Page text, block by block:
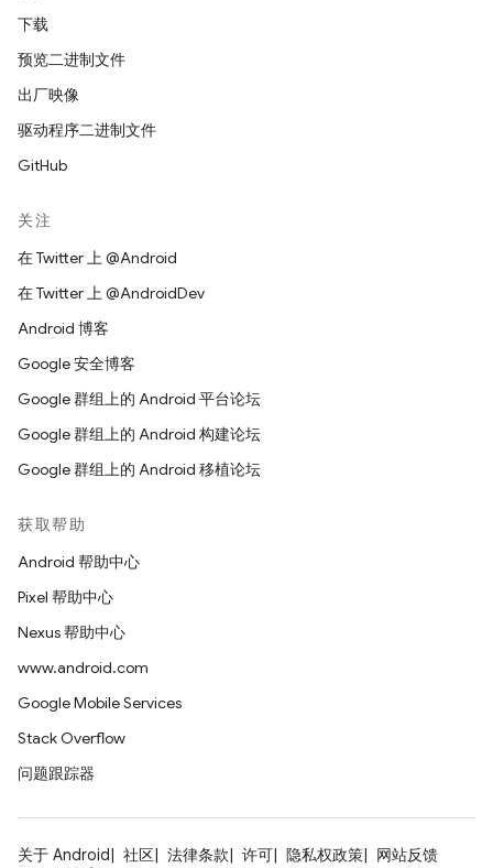
下载
预览二进制文件
出厂映像
驱动程序二进制文件
GitHub
关注
在 Twitter 上 @Android
在 Twitter 上 @AndroidDev
Android 博客
Google 安全博客
Google 群组上的 Android 平台论坛
Google 群组上的 Android 构建论坛
Google 群组上的 Android 移植论坛
获取帮助
Android 帮助中心
Pixel 帮助中心
Nexus 帮助中心
www.android.com
Google Mobile Services
Stack Overflow
问题跟踪器
关于 Android 社区 法律条款 许可 隐私权政策
网站反馈